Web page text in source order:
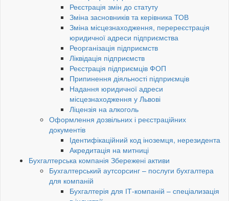
Реєстрація змін до статуту
Зміна засновників та керівника ТОВ
Зміна місцезнаходження, перереєстрація
юридичної адреси підприємства
Реорганізація підприємств
Ліквідація підприємств
Реєстрація підприємців ФОП
Припинення діяльності підприємців
Надання юридичної адреси
місцезнаходження у Львові
Ліцензія на алкоголь
Оформлення дозвільних і реєстраційних
документів
Ідентифікаційний код іноземця, нерезидента
Акредитація на митниці
Бухгалтерська компанія Збережені активи
Бухгалтерський аутсорсинг – послуги бухгалтера
для компаній
Бухгалтерія для ІТ-компаній – спеціализація